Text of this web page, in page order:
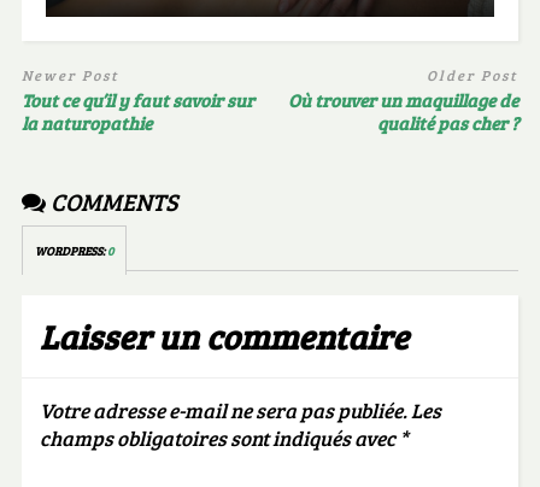
Newer Post
Tout ce qu’il y faut savoir sur
la naturopathie
Older Post
Où trouver un maquillage de
qualité pas cher ?
COMMENTS
WORDPRESS:0
Laisser un commentaire
Votre adresse e-mail ne sera pas publiée.Les
champs obligatoires sont indiqués avec*